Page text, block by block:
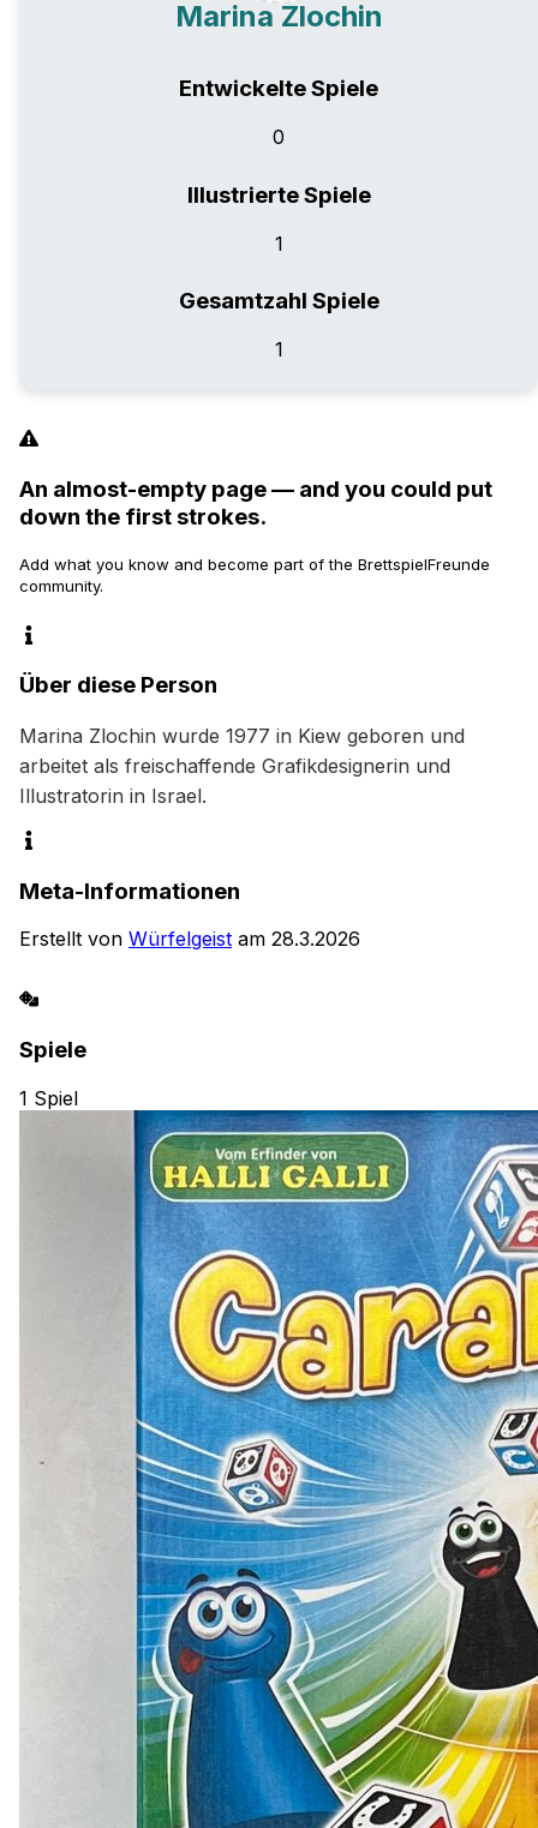
Marina Zlochin
Entwickelte Spiele
0
Illustrierte Spiele
1
Gesamtzahl Spiele
1
An almost-empty page — and you could put
down the first strokes.
Add what you know and become part of the BrettspielFreunde
community.
Über diese Person
Marina Zlochin wurde 1977 in Kiew geboren und
arbeitet als freischaffende Grafikdesignerin und
Illustratorin in Israel.
Meta-Informationen
Erstellt von Würfelgeist am 28.3.2026
Spiele
1 Spiel